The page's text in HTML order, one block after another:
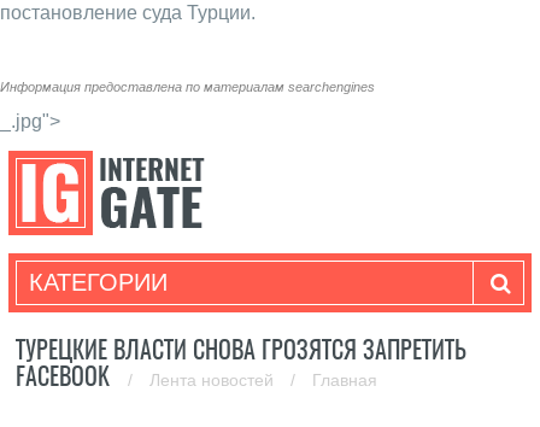
постановление суда Турции.
Информация предоставлена по материалам searchengines
_.jpg">
КАТЕГОРИИ
ТУРЕЦКИЕ ВЛАСТИ СНОВА ГРОЗЯТСЯ ЗАПРЕТИТЬ
FACEBOOK
/ Лента новостей / Главная